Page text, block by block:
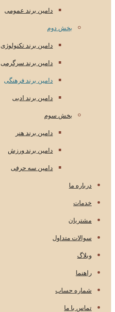
دامین برند عمومی
بخش دوم
دامین برند تکنولوژی
دامین برند سرگرمی
دامین برند فرهنگی
دامین برند ادبی
بخش سوم
دامین برند هنر
دامین برند ورزش
دامین سه حرفی
درباره ما
خدمات
مشتریان
سوالات متداول
وبلاگ
راهنما
شماره حساب
تماس با ما